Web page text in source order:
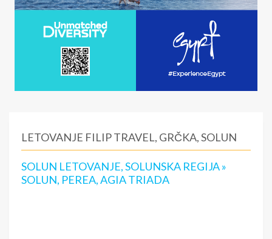
LETOVANJE FILIP TRAVEL, GRČKA, SOLUN
SOLUN LETOVANJE, SOLUNSKA REGIJA »
SOLUN, PEREA, AGIA TRIADA